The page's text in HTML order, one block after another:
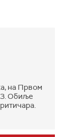
на Првом
Обиље